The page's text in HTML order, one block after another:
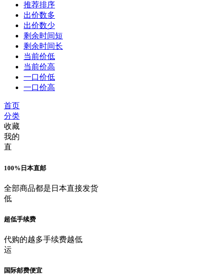
推荐排序
出价数多
出价数少
剩余时间短
剩余时间长
当前价低
当前价高
一口价低
一口价高
首页
分类
收藏
我的
直
100%日本直邮
全部商品都是日本直接发货
低
超低手续费
代购的越多手续费越低
运
国际邮费便宜